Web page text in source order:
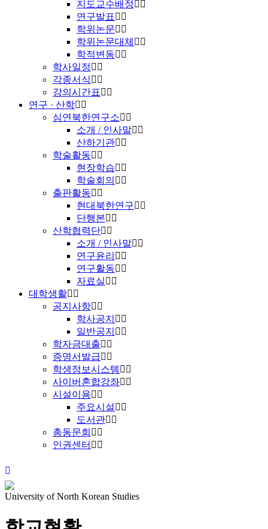
지도교수배정
연구발표
학위논문
학위논문대체
학적변동
학사일정
각종서식
강의시간표
연구 · 산학
심연북한연구소
소개 / 인사말
산하기관
학술활동
현장학습
학술회의
출판활동
현대북한연구
단행본
산학협력단
소개 / 인사말
연구윤리
연구활동
자료실
대학생활
공지사항
학사공지
일반공지
학자금대출
증명서발급
학생정보시스템
사이버혼합강좌
시설이용
주요시설
도서관
총동문회
인권센터
University of North Korean Studies